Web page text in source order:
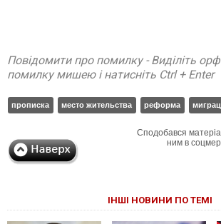
Повідомити про помилку - Виділіть
помилку мишею і натисніть Ctrl + Enter
прописка место жительства реформа
Сподобався
ним в
ІНШІ НОВИНИ ПО ТЕМІ